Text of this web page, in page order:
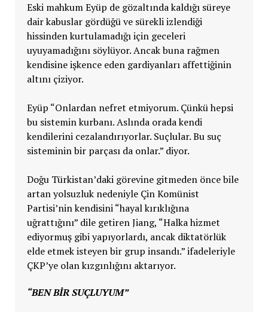
Eski mahkum Eyüp de gözaltında kaldığı süreye
dair kabuslar gördüğü ve sürekli izlendiği
hissinden kurtulamadığı için geceleri
uyuyamadığını söylüyor. Ancak buna rağmen
kendisine işkence eden gardiyanları affettiğinin
altını çiziyor.
Eyüp “Onlardan nefret etmiyorum. Çünkü hepsi
bu sistemin kurbanı. Aslında orada kendi
kendilerini cezalandırıyorlar. Suçlular. Bu suç
sisteminin bir parçası da onlar.” diyor.
Doğu Türkistan’daki görevine gitmeden önce bile
artan yolsuzluk nedeniyle Çin Komünist
Partisi’nin kendisini “hayal kırıklığına
uğrattığını” dile getiren Jiang, “Halka hizmet
ediyormuş gibi yapıyorlardı, ancak diktatörlük
elde etmek isteyen bir grup insandı.” ifadeleriyle
ÇKP’ye olan kızgınlığını aktarıyor.
“BEN BIR SUÇLUYUM”